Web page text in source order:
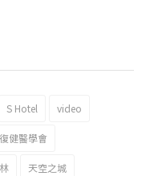
石起」霸氣回歸
S Hotel video
健醫學會
天空之城